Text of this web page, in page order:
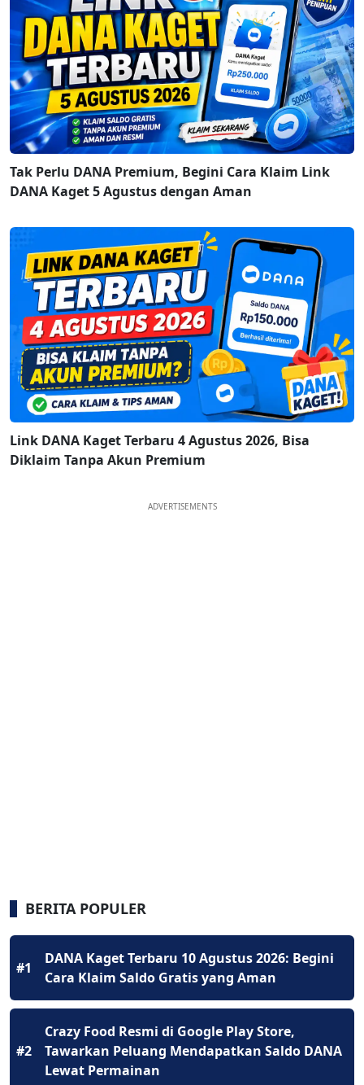
Tak Perlu DANA Premium, Begini Cara Klaim Link
DANA Kaget 5 Agustus dengan Aman
Link DANA Kaget Terbaru 4 Agustus 2026, Bisa
Diklaim Tanpa Akun Premium
ADVERTISEMENTS
BERITA POPULER
#1
DANA Kaget Terbaru 10 Agustus 2026: Begini
Cara Klaim Saldo Gratis yang Aman
#2
Crazy Food Resmi di Google Play Store,
Tawarkan Peluang Mendapatkan Saldo DANA
Lewat Permainan